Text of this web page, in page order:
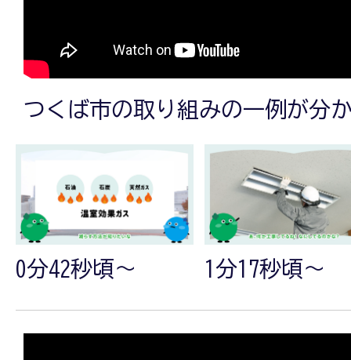
る
未
来！
～
つくば市の取り組みの一例が分
0分42秒頃～ 1分17秒頃～